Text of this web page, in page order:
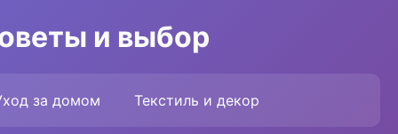
и выбор
за домом Текстиль и декор